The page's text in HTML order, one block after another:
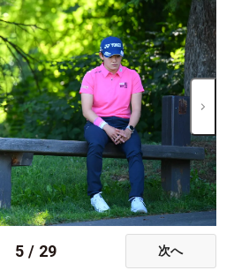
5 / 29 次へ